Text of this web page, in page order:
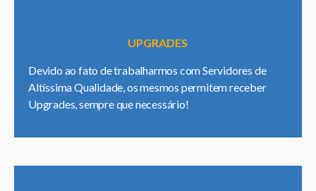
UPGRADES
Devido ao fato de trabalharmos com Servidores de
Altíssima Qualidade, os mesmos permitem receber
Upgrades, sempre que necessário!